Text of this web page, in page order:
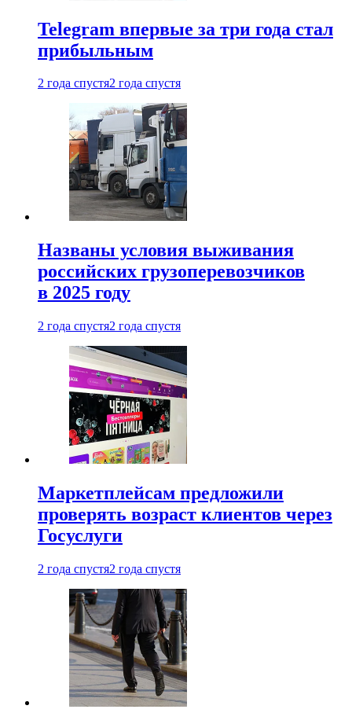
Telegram впервые за три года стал
прибыльным
2 года спустя2 года спустя
Названы условия выживания
российских грузоперевозчиков
в 2025 году
2 года спустя2 года спустя
Маркетплейсам предложили
проверять возраст клиентов через
Госуслуги
2 года спустя2 года спустя